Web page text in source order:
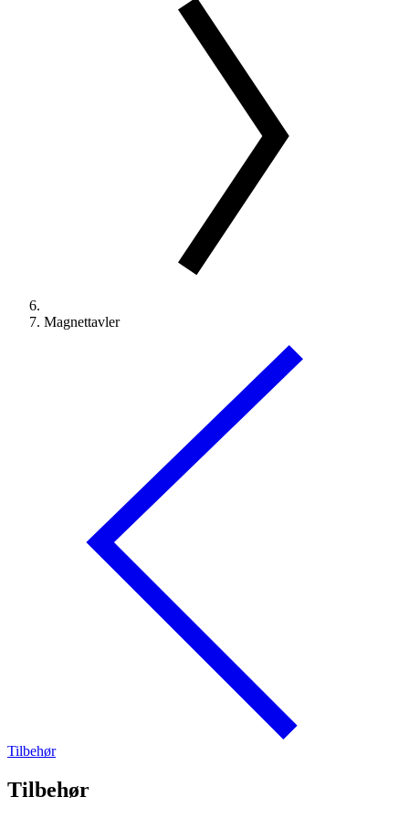
Magnettavler
Tilbehør
Tilbehør